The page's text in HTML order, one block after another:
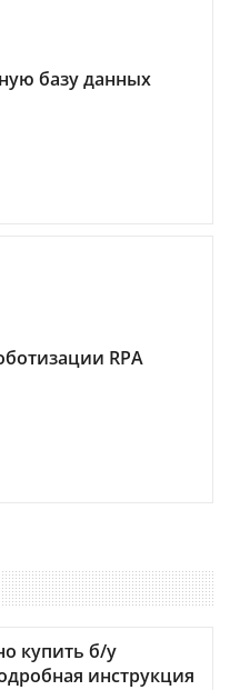
базу данных
RPA
купить б/у
инструкция